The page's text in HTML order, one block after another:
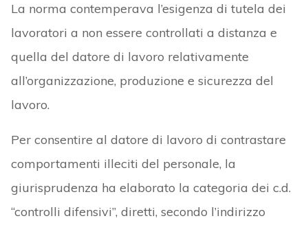
La norma contemperava l’esigenza di tutela dei
lavoratori a non essere controllati a distanza e
quella del datore di lavoro relativamente
all’organizzazione, produzione e sicurezza del
lavoro.
Per consentire al datore di lavoro di contrastare
comportamenti illeciti del personale, la
giurisprudenza ha elaborato la categoria dei c.d.
“controlli difensivi”, diretti, secondo l’indirizzo